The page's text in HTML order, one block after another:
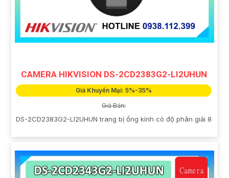
CAMERA HIKVISION DS-2CD2383G2-LI2UHUN
Giá Khuyến Mại: 5%-35%
Giá Bán:
DS-2CD2383G2-LI2UHUN trang bị ống kính có độ phân giải 8